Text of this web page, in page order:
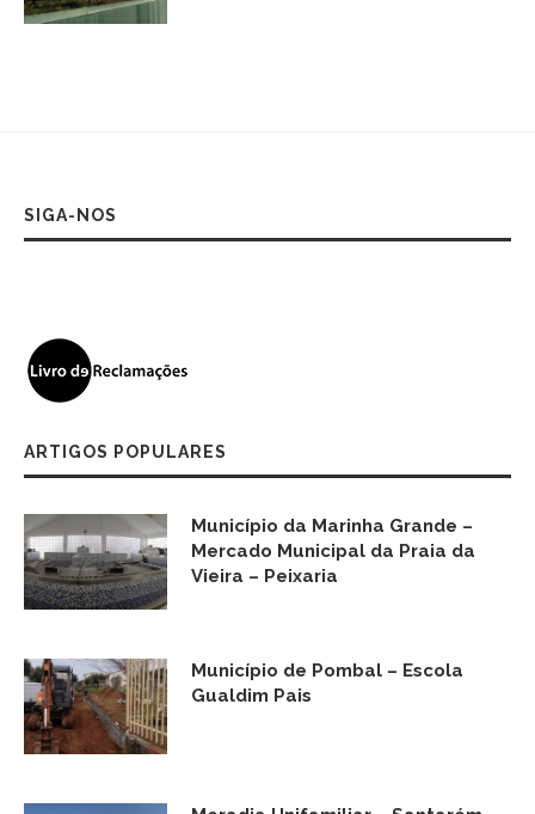
SIGA-NOS
ARTIGOS POPULARES
Município da Marinha Grande –
Mercado Municipal da Praia da
Vieira – Peixaria
Município de Pombal – Escola
Gualdim Pais